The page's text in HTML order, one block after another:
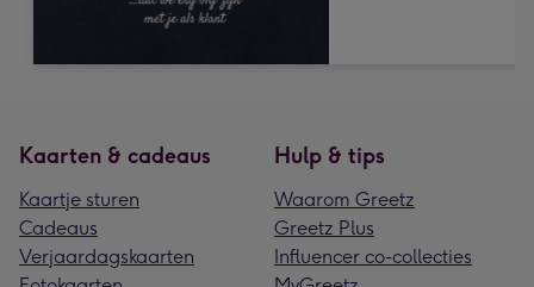
Kaarten & cadeaus
Kaartje sturen
Cadeaus
Verjaardagskaarten
Hulp & tips
Waarom Greetz
Greetz Plus
Influencer co-collecties